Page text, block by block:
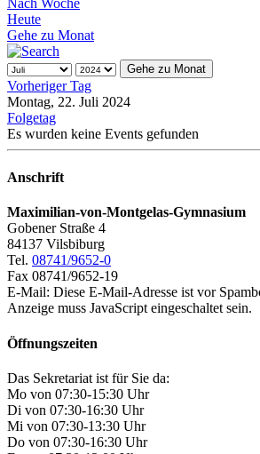
Heute
Gehe zu Monat
Gehe zu Monat
Vorheriger Tag
Montag, 22. Juli 2024
Folgetag
Es wurden keine Events gefunden
Anschrift
Maximilian-von-Montgelas-Gymnasium
Gobener Straße 4
84137 Vilsbiburg
Tel. 08741/9652-0
Fax 08741/9652-19
E-Mail: Diese E-Mail-Adresse ist vor
Anzeige muss JavaScript eingeschaltet sein.
Öffnungszeiten
Das Sekretariat ist für Sie da:
Mo von 07:30-15:30 Uhr
Di von 07:30-16:30 Uhr
Mi von 07:30-13:30 Uhr
Do von 07:30-16:30 Uhr